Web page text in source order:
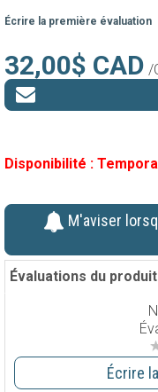
Écrire la première évaluation
32,00$ CAD /
Disponibilité :
M'aviser
Évaluations du produit
Écrire